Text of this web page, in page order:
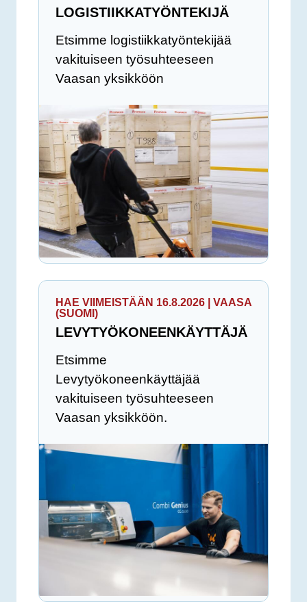
LOGISTIIKKATYÖNTEKIJÄ
Etsimme logistiikkatyöntekijää
vakituiseen työsuhteeseen
Vaasan yksikköön
HAE VIIMEISTÄÄN 16.8.2026 | VAASA
(SUOMI)
LEVYTYÖKONEENKÄYTTÄJÄ
Etsimme
Levytyökoneenkäyttäjää
vakituiseen työsuhteeseen
Vaasan yksikköön.